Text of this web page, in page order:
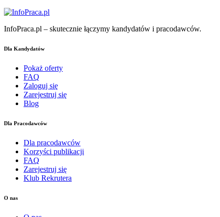
InfoPraca.pl – skutecznie łączymy kandydatów i pracodawców.
Dla Kandydatów
Pokaż oferty
FAQ
Zaloguj się
Zarejestruj się
Blog
Dla Pracodawców
Dla pracodawców
Korzyści publikacji
FAQ
Zarejestruj się
Klub Rekrutera
O nas